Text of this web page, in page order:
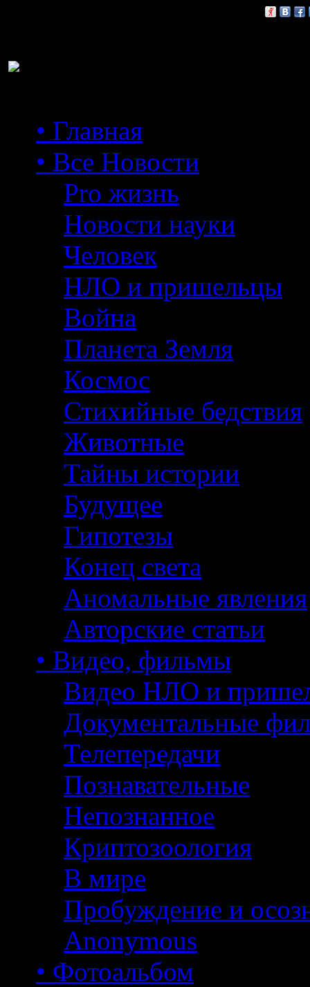
• Главная
• Все Новости
Pro жизнь
Новости науки
Человек
НЛО и пришельцы
Война
Планета Земля
Космос
Стихийные бедствия
Животные
Тайны истории
Будущее
Гипотезы
Конец света
Аномальные явления
Авторские статьи
• Видео, фильмы
Видео НЛО и
Документальные
Телепередачи
Познавательные
Непознанное
Криптозоология
В мире
Пробуждение и
Anonymous
• Фотоальбом